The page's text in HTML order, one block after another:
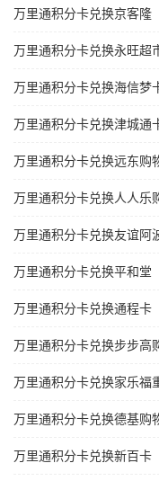
万里通积分卡兑换京客隆
万里通积分卡兑换永旺超
万里通积分卡兑换海信梦
万里通积分卡兑换津城通
万里通积分卡兑换远东购
万里通积分卡兑换人人乐
万里通积分卡兑换友谊阿
万里通积分卡兑换平和堂
万里通积分卡兑换通程卡
万里通积分卡兑换步步高
万里通积分卡兑换家乐福
万里通积分卡兑换德基购
万里通积分卡兑换新百卡